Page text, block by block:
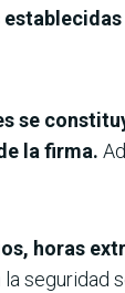
se
la firma.
horas
seguridad